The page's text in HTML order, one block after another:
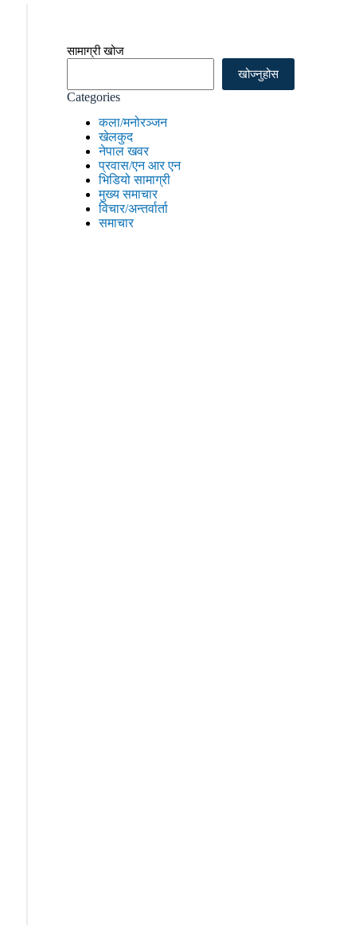
सामाग्री खोज
खोज्नुहोस
Categories
कला/मनोरञ्जन
खेलकुद
नेपाल खवर
प्रवास/एन आर एन
भिडियो सामाग्री
मुख्य समाचार
विचार/अन्तर्वार्ता
समाचार